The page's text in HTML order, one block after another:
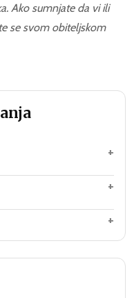
Ako sumnjate da vi ili
se svom obiteljskom
+
+
+